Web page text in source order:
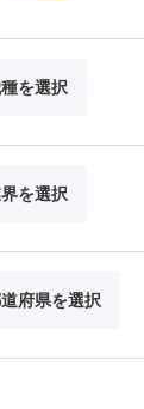
を選択
を選択
府県を選択